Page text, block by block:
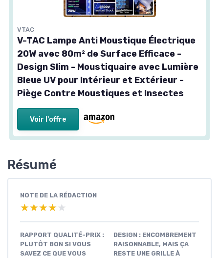
VTAC
V-TAC Lampe Anti Moustique Électrique
20W avec 80m² de Surface Efficace -
Design Slim - Moustiquaire avec Lumière
Bleue UV pour Intérieur et Extérieur -
Piège Contre Moustiques et Insectes
Voir l'offre
Résumé
NOTE DE LA RÉDACTION
★★★★★
★★★★★
RAPPORT QUALITÉ-PRIX :
PLUTÔT BON SI VOUS
SAVEZ CE QUE VOUS
DESIGN : ENCOMBREMENT
RAISONNABLE, MAIS ÇA
RESTE UNE GRILLE À